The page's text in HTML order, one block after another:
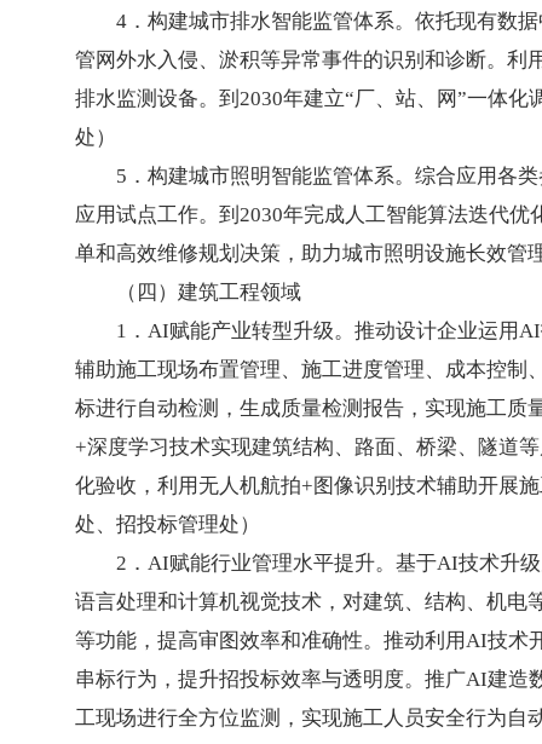
4．构建城市排水智能监管体系。依托现有数
管网外水入侵、淤积等异常事件的识别和诊断。利
排水监测设备。到2030年建立“厂、站、网”一体
处）
5．构建城市照明智能监管体系。综合应用各
应用试点工作。到2030年完成人工智能算法迭代
单和高效维修规划决策，助力城市照明设施长效管
（四）建筑工程领域
1．AI赋能产业转型升级。推动设计企业运用
辅助施工现场布置管理、施工进度管理、成本控制
标进行自动检测，生成质量检测报告，实现施工
+深度学习技术实现建筑结构、路面、桥梁、隧道
化验收，利用无人机航拍+图像识别技术辅助开展
处、招投标管理处）
2．AI赋能行业管理水平提升。基于AI技术升
语言处理和计算机视觉技术，对建筑、结构、机
等功能，提高审图效率和准确性。推动利用AI技术
串标行为，提升招投标效率与透明度。推广AI建
工现场进行全方位监测，实现施工人员安全行为